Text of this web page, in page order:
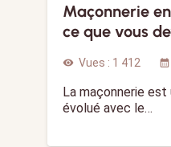
Maçonnerie
ce que vous
visibility Vues : 1 412 calendar_month
La maçonnerie est
évolué avec le…